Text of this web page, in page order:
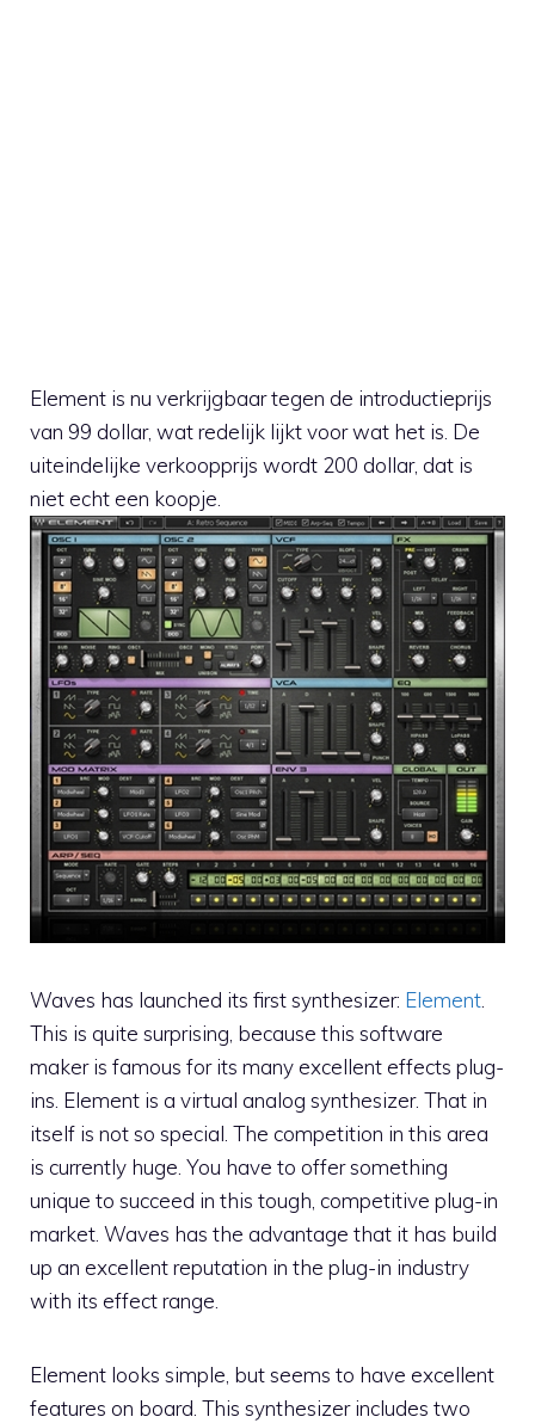
Element is nu verkrijgbaar tegen de introductieprijs
van 99 dollar, wat redelijk lijkt voor wat het is. De
uiteindelijke verkoopprijs wordt 200 dollar, dat is
niet echt een koopje.
Waves has launched its first synthesizer: Element.
This is quite surprising, because this software
maker is famous for its many excellent effects plug-
ins. Element is a virtual analog synthesizer. That in
itself is not so special. The competition in this area
is currently huge. You have to offer something
unique to succeed in this tough, competitive plug-in
market. Waves has the advantage that it has build
up an excellent reputation in the plug-in industry
with its effect range.
Element looks simple, but seems to have excellent
features on board. This synthesizer includes two